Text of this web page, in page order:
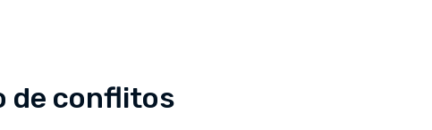
de conflitos